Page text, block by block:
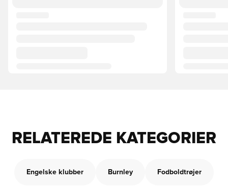
RELATEREDE KATEGORIER
Engelske klubber Burnley Fodboldtrøjer